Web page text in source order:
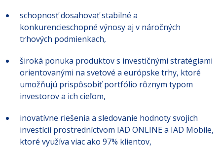
schopnosť dosahovať stabilné a
konkurencieschopné výnosy aj v náročných
trhových podmienkach,
široká ponuka produktov s investičnými stratégiami
orientovanými na svetové a európske trhy, ktoré
umožňujú prispôsobiť portfólio rôznym typom
investorov a ich cieľom,
inovatívne riešenia a sledovanie hodnoty svojich
investícií prostredníctvom IAD ONLINE a IAD Mobile,
ktoré využíva viac ako 97% klientov,